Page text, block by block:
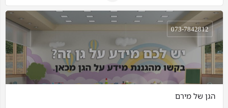
הגן של מירם
073-7842812